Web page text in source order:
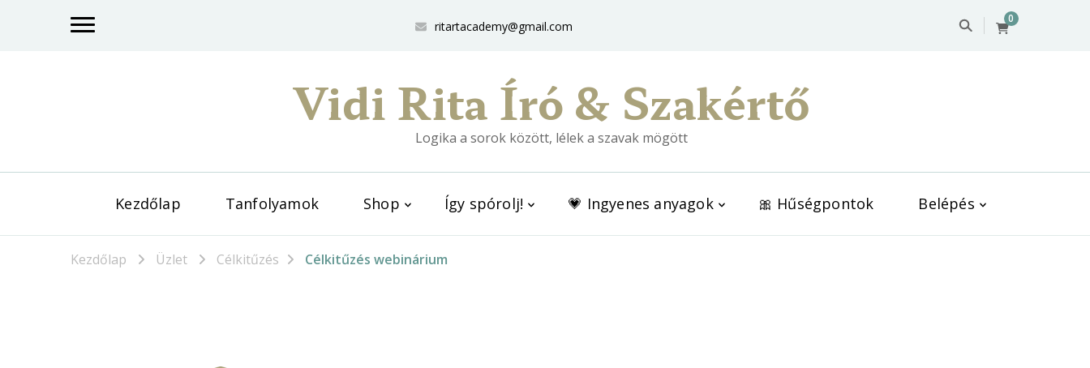
ritartacademy@gmail.com
0
Vidi Rita Író & Szakértő
Logika a sorok között, lélek a szavak mögött
Kezdőlap Tanfolyamok Shop Így spórolj! 💗 Ingyenes anyagok 🎀 Hűségpontok Belépés
Kezdőlap Üzlet Célkitűzés Célkitűzés webinárium